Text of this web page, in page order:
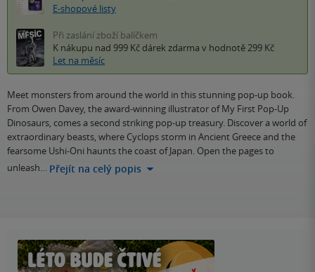
E-shopové listy
Při zaslání zboží balíčkem
K nákupu nad 999 Kč dárek zdarma v hodnotě 299 Kč
Let na měsíc
Meet monsters from around the world in this stunning pop-up book.
From Owen Davey, the award-winning illustrator of My First Pop-Up
Dinosaurs, comes a second striking pop-up treasury. Discover a world of
extraordinary beasts, where Cyclops storm in Ancient Greece and the
fearsome Ushi-Oni haunts the coast of Japan. Open the pages to
unleash… Přejít na celý popis